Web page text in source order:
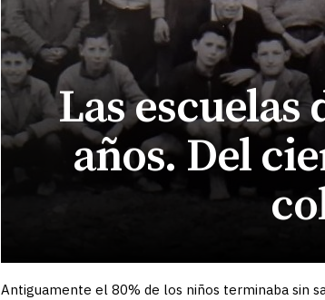
Las escuelas
años. Del
Antiguamente el 80% de los niños terminaba sin